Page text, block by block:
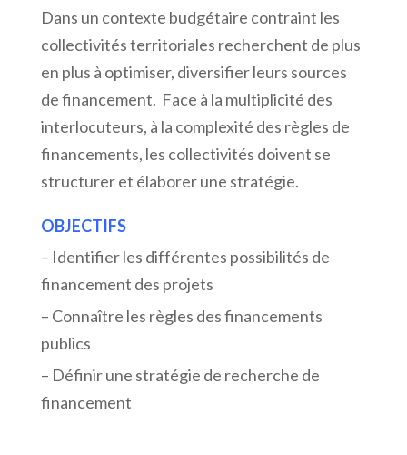
Dans un contexte budgétaire contraint les
collectivités territoriales recherchent de plus
en plus à optimiser, diversifier leurs sources
de financement. Face à la multiplicité des
interlocuteurs, à la complexité des règles de
financements, les collectivités doivent se
structurer et élaborer une stratégie.
OBJECTIFS
– Identifier les différentes possibilités de
financement des projets
– Connaître les règles des financements
publics
– Définir une stratégie de recherche de
financement